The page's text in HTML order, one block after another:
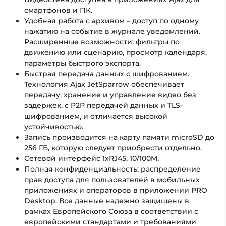
смартфонов и ПК.
Удобная работа с архивом – доступ по одному
нажатию на событие в журнале уведомлений.
Расширенные возможности: фильтры по
движению или сценарию, просмотр календаря,
параметры быстрого экспорта.
Быстрая передача данных с шифрованием.
Технология Ajax JetSparrow обеспечивает
передачу, хранение и управление видео без
задержек, с P2P передачей данных и TLS-
шифрованием, и отличается высокой
устойчивостью.
Запись производится на карту памяти microSD до
256 ГБ, которую следует приобрести отдельно.
Сетевой интерфейс 1хRJ45, 10/100M.
Полная конфиденциальность: распределение
прав доступа для пользователей в мобильных
приложениях и операторов в приложении PRO
Desktop. Все данные надежно защищены в
рамках Европейского Союза в соответствии с
европейскими стандартами и требованиями